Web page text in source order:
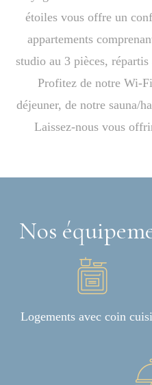
étoiles vous offre un
appartements
studio au 3 pièces, répartis
Profitez de notre Wi-
déjeuner, de notre sauna/
Laissez-nous vous
Nos
Logements avec coin